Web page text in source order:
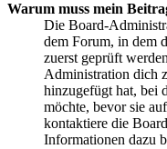
Warum muss mein
Die Board-
dem Forum, in dem
zuerst geprüft
Administration dich
hinzugefügt hat, bei
möchte, bevor sie
kontaktiere die
Informationen dazu